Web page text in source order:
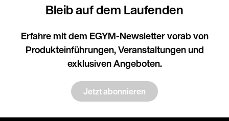
Bleib auf dem Laufenden
Erfahre mit dem EGYM-Newsletter vorab von
Produkteinführungen, Veranstaltungen und
exklusiven Angeboten.
Jetzt abonnieren